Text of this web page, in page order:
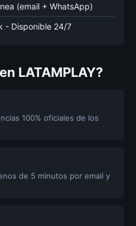
(email + WhatsApp)
- Disponible 24/7
LATAMPLAY?
100% oficiales de los
de 5 minutos por email y